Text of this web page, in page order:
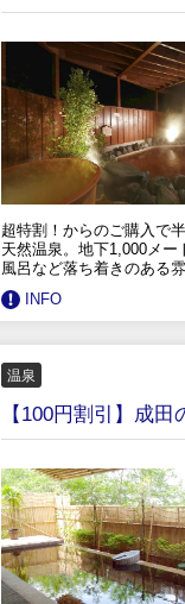
超特割！からのご購入で
天然温泉。地下1,000メ
風呂など落ち着きのある
INFO
温泉
【100円割引】成